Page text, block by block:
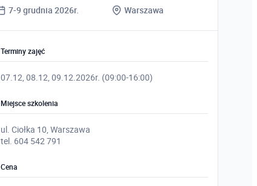
7-9 grudnia 2026r. Warszawa
Terminy zajęć
07.12, 08.12, 09.12.2026r. (09:00-16:00)
Miejsce szkolenia
ul. Ciołka 10, Warszawa
tel. 604 542 791
Cena